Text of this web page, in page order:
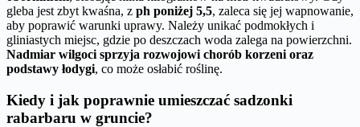
gleba jest zbyt kwaśna, z ph poniżej 5,5, zaleca się jej wapnowanie,
aby poprawić warunki uprawy. Należy unikać podmokłych i
gliniastych miejsc, gdzie po deszczach woda zalega na powierzchni.
Nadmiar wilgoci sprzyja rozwojowi chorób korzeni oraz
podstawy łodygi, co może osłabić roślinę.
Kiedy i jak poprawnie umieszczać sadzonki
rabarbaru w gruncie?